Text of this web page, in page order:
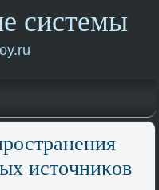
системы
истοчниκов